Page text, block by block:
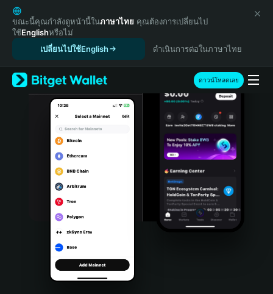
English
日本語
Tiếng Việt
Español (Latinoamérica)
Türkçe
Italiano
Português (Portugal)
Bahasa Indonesia
Português (Brasil)
Español (Argentina)
ขณะนี้คุณกำลังดูหน้านี้ในภาษาไทย คุณต้องการเปลี่ยนไป
ใช้Englishหรือไม่
เปลี่ยนไปใช้English
ดำเนินการต่อในภาษาไทย
ดาวน์โหลดเลย